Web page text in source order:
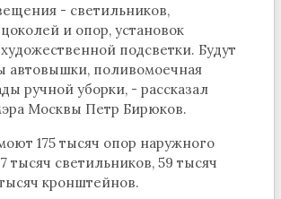
- светильников,
и опор, установок
подсветки. Будут
автовышки, поливомоечная
ручной уборки, - рассказал
Москвы Петр Бирюков.
175 тысяч опор наружного
тысяч светильников, 59 тысяч
кронштейнов.